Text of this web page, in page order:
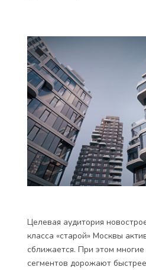
Целевая аудитория
класса «старой» Москвы
сближается. При этом
сегментов дорожают